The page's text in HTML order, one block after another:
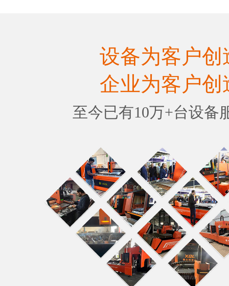
设备为客户创
企业为客户创
至今已有10万+台设备